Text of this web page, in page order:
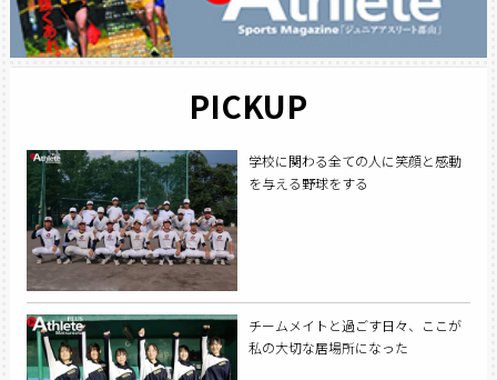
PICKUP
学校に関わる全ての人に笑顔と感動
を与える野球をする
チームメイトと過ごす日々、ここが
私の大切な居場所になった